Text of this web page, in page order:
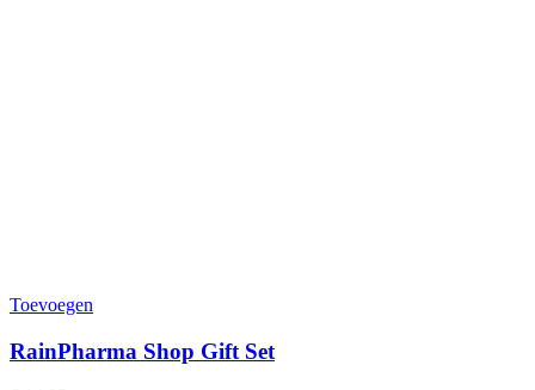
Toevoegen
RainPharma Shop Gift Set